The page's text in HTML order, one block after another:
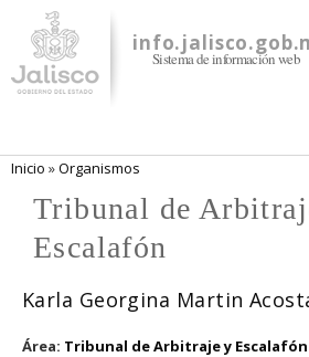
contenido
principal
Sistema de información web
Se encuentra usted aquí
Inicio »Organismos
Tribunal de
Escalafón
Karla Georgina Martin
Área: Tribunal de Arbitraje y Escalafón